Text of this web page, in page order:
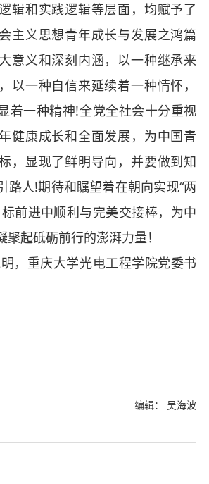
辑和实践逻辑等层面，均赋予了
主义思想青年成长与发展之鸿篇
意义和深刻内涵，以一种继承来
以一种自信来延续着一种情怀，
着一种精神!全党全社会十分重视
健康成长和全面发展，为中国青
，显现了鲜明导向，并要做到知
路人!期待和瞩望着在朝向实现“两
前进中顺利与完美交接棒，为中
起砥砺前行的澎湃力量！
重庆大学光电工程学院党委书
编辑： 吴海波